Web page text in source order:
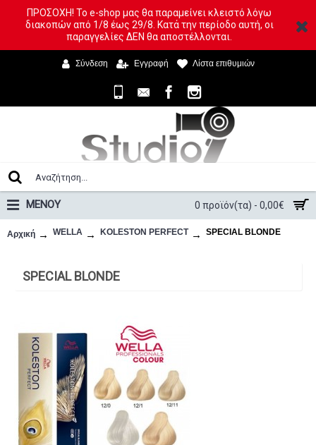
ΠΡΟΣΟΧΗ! Το e-shop μας θα παραμείνει κλειστό λόγω
διακοπών από 1/8 έως 29/8. Κατά την περίοδο αυτή, οι
παραγγελίες ΔΕΝ θα αποστέλλονται.
Σύνδεση Εγγραφή Λίστα επιθυμιών
0 προϊόν(τα) - 0,00€
ΜΕΝΟΥ
Αρχική WELLA KOLESTON PERFECT SPECIAL BLONDE
SPECIAL BLONDE